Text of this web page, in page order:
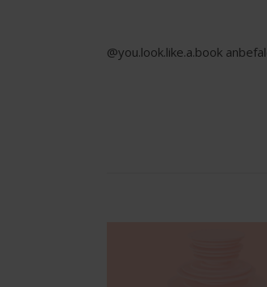
@you.look.like.a.book